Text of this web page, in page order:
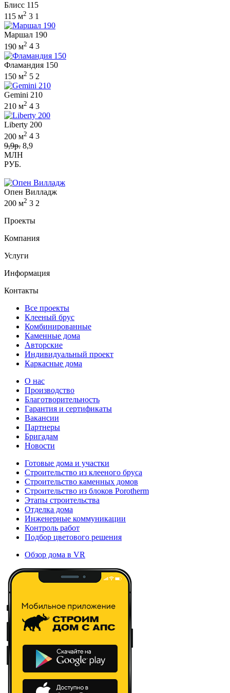
Блисс 115
115 м2 3 1
Маршал 190
190 м2 4 3
Фламандия 150
150 м2 5 2
Gemini 210
210 м2 4 3
Liberty 200
200 м2 4 3
9,9р. 8,9
МЛН
РУБ.
Опен Вилладж
200 м2 3 2
Проекты
Компания
Услуги
Информация
Контакты
Все проекты
Клееный брус
Комбинированные
Каменные дома
Авторские
Индивидуальный проект
Каркасные дома
О нас
Производство
Благотворительность
Гарантия и сертификаты
Вакансии
Партнеры
Бригадам
Новости
Готовые дома и участки
Строительство из клееного бруса
Строительство каменных домов
Строительство из блоков Porotherm
Этапы строительства
Отделка дома
Инженерные коммуникации
Контроль работ
Подбор цветового решения
Обзор дома в VR